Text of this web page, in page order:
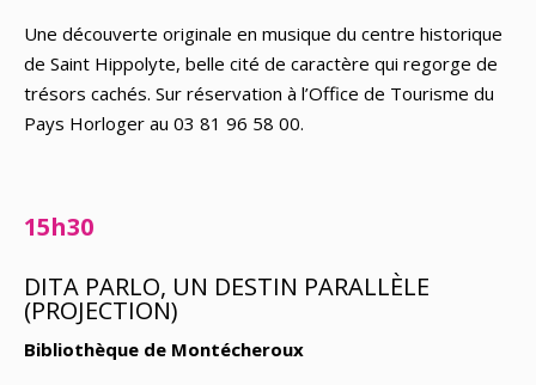
Une découverte originale en musique du centre historique
de Saint Hippolyte, belle cité de caractère qui regorge de
trésors cachés. Sur réservation à l’Office de Tourisme du
Pays Horloger au 03 81 96 58 00.
15h30
DITA PARLO, UN DESTIN PARALLÈLE
(PROJECTION)
Bibliothèque de Montécheroux